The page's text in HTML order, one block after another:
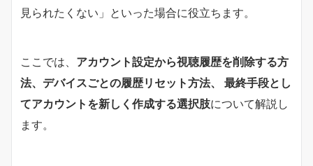
見られたくない」といった場合に役立ちます。
ここでは、 アカウント設定から視聴履歴を削除する方
法、デバイスごとの履歴リセット方法、 最終手段とし
てアカウントを新しく作成する選択肢について解説し
ます。